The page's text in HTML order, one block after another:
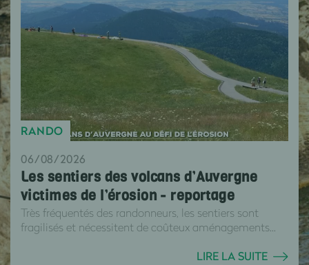
RANDO
06/08/2026
Les sentiers des volcans d’Auvergne
victimes de l’érosion - reportage
Très fréquentés des randonneurs, les sentiers sont
fragilisés et nécessitent de coûteux aménagements...
LIRE LA SUITE